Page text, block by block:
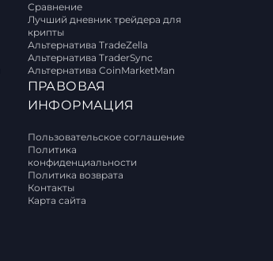
Сравнение
Лучший дневник трейдера для
крипты
Альтернатива TradeZella
Альтернатива TraderSync
Альтернатива CoinMarketMan
ПРАВОВАЯ
ИНФОРМАЦИЯ
Пользовательское соглашение
Политика
конфиденциальности
Политика возврата
Контакты
Карта сайта